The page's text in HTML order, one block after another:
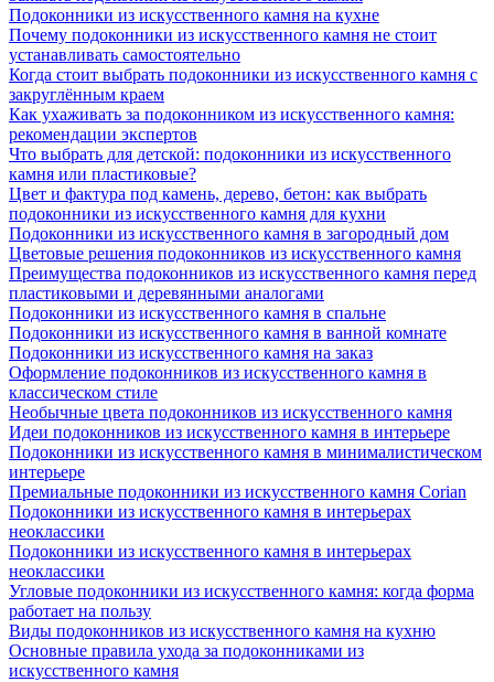
Подоконники из искусственного камня на кухне
Почему подоконники из искусственного камня не стоит
устанавливать самостоятельно
Когда стоит выбрать подоконники из искусственного камня с
закруглённым краем
Как ухаживать за подоконником из искусственного камня:
рекомендации экспертов
Что выбрать для детской: подоконники из искусственного
камня или пластиковые?
Цвет и фактура под камень, дерево, бетон: как выбрать
подоконники из искусственного камня для кухни
Подоконники из искусственного камня в загородный дом
Цветовые решения подоконников из искусственного камня
Преимущества подоконников из искусственного камня перед
пластиковыми и деревянными аналогами
Подоконники из искусственного камня в спальне
Подоконники из искусственного камня в ванной комнате
Подоконники из искусственного камня на заказ
Оформление подоконников из искусственного камня в
классическом стиле
Необычные цвета подоконников из искусственного камня
Идеи подоконников из искусственного камня в интерьере
Подоконники из искусственного камня в минималистическом
интерьере
Премиальные подоконники из искусственного камня Corian
Подоконники из искусственного камня в интерьерах
неоклассики
Подоконники из искусственного камня в интерьерах
неоклассики
Угловые подоконники из искусственного камня: когда форма
работает на пользу
Виды подоконников из искусственного камня на кухню
Основные правила ухода за подоконниками из
искусственного камня